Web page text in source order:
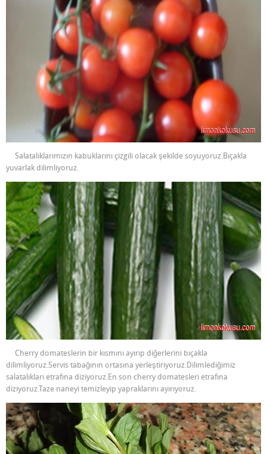
Salatalıklarımızın kabuklarını çizgili olacak şekilde soyuyoruz.Bıçakla
yuvarlak dilimliyoruz.
Cherry domateslerin bir kısmını ayırıp diğerlerini bıçakla
dilimliyoruz.Servis tabağının ortasına yerleştiriyoruz.Dilimlediğimiz
salatalıkları etrafına diziyoruz.En son cherry domatesleri etrafına
diziyoruz.Taze naneyi temizleyip yapraklarını ayırıyoruz.